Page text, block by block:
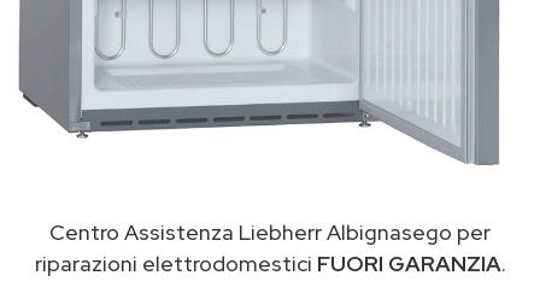
Centro Assistenza Liebherr Albignasego per
riparazioni elettrodomestici FUORI GARANZIA.